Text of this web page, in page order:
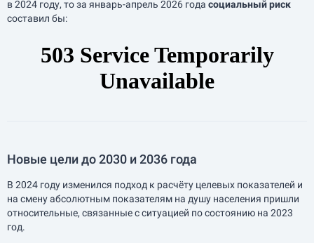
в 2024 году, то за январь-апрель 2026 года социальный риск
составил бы:
Новые цели до 2030 и 2036 года
В 2024 году изменился подход к расчёту целевых показателей и
на смену абсолютным показателям на душу населения пришли
относительные, связанные с ситуацией по состоянию на 2023
год.